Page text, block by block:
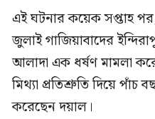
এই ঘটনার কয়েক সপ্তাহ
জুলাই গাজিয়াবাদের
আলাদা এক ধর্ষণ মামলা
মিথ্যা প্রতিশ্রুতি দিয়ে পাঁচ
করেছেন দয়াল।